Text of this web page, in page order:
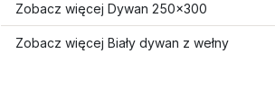
Zobacz więcej Dywan 250x300
Zobacz więcej Biały dywan z wełny